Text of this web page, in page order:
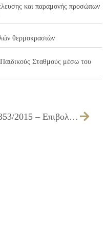
και παραμονής προσώπων
θερμοκρασιών
Σταθμούς μέσω του
353/2015 – Επιβολή προστίμου λόγω φθοράς δημοτικού πρασίνου, σύμφωνα με το άρθρο 21 του Κανονισμού Προστασίας του Περιβάλλοντος